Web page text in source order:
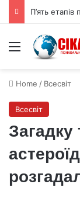
Menu
Home / Всесвіт
Всесвіт
Загадку